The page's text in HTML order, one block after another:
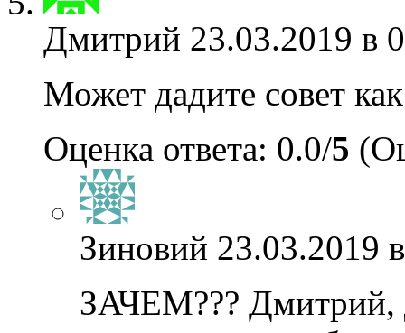
Дмитрий 23.03.2019 в
Может дадите совет
Оценка ответа: 0.0/5
Зиновий 23.03.2019
ЗАЧЕМ??? Дмитрий,